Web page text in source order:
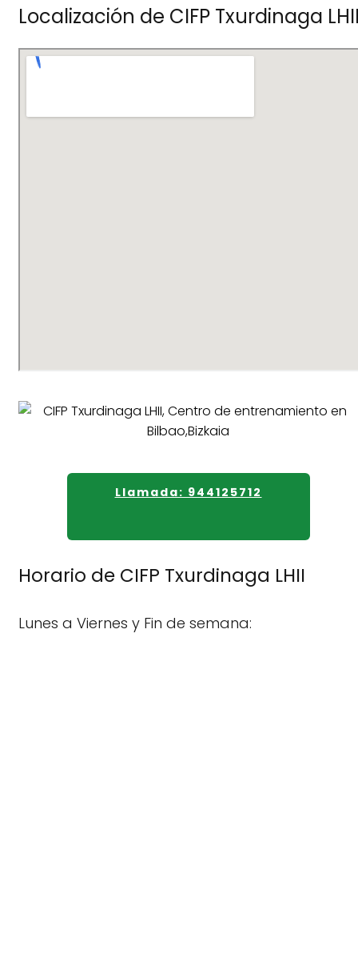
Localización de CIFP Txurdinaga
Llamada: 944125712
Horario de CIFP Txurdinaga LHII
Lunes a Viernes y Fin de semana: